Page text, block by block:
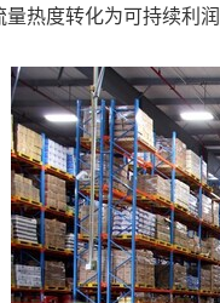
热度转化为可持续利润